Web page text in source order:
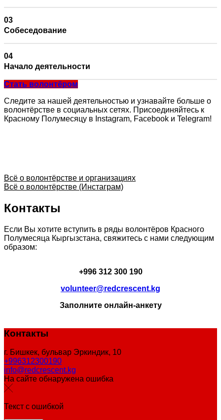
Собеседование
Начало деятельности
Стать волонтёром
Следите за нашей деятельностью и узнавайте больше о
волонтёрстве в социальных сетях. Присоединяйтесь к
Красному Полумесяцу в Instagram, Facebook и Telegram!
Всё о волонтёрстве и организациях
Всё о волонтёрстве (Инстаграм)
Контакты
Если Вы хотите вступить в ряды волонтёров Красного
Полумесяца Кыргызстана, свяжитесь с нами следующим
образом:
+996 312 300 190
volunteer@redcrescent.kg
Заполните онлайн-анкету
Контакты
г. Бишкек, бульвар Эркиндик, 10
+996312300190
info@redcrescent.kg
На сайте обнаружена ошибка
Текст с ошибкой